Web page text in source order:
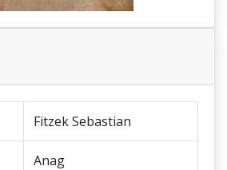
Fitzek Sebastian
Anag